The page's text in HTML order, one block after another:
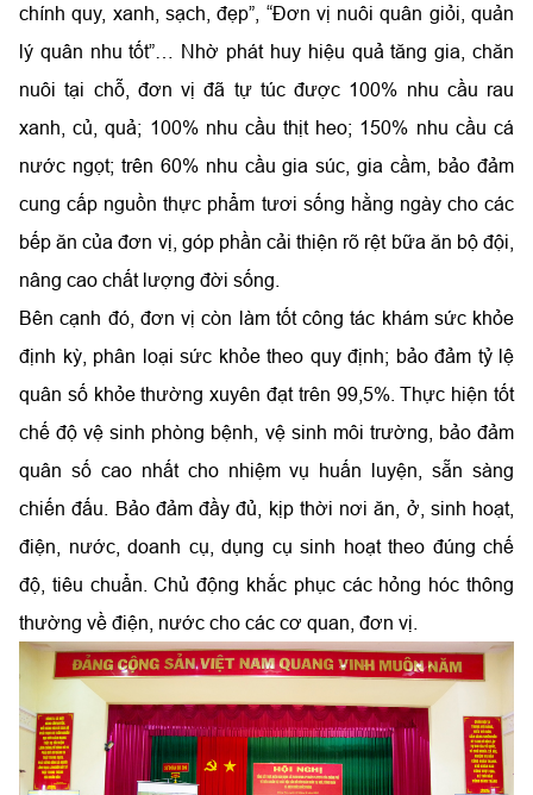
chính quy, xanh, sạch, đẹp”, “Đơn vị nuôi quân giỏi, quản
lý quân nhu tốt”… Nhờ phát huy hiệu quả tăng gia, chăn
nuôi tại chỗ, đơn vị đã tự túc được 100% nhu cầu rau
xanh, củ, quả; 100% nhu cầu thịt heo; 150% nhu cầu cá
nước ngọt; trên 60% nhu cầu gia súc, gia cầm, bảo đảm
cung cấp nguồn thực phẩm tươi sống hằng ngày cho các
bếp ăn của đơn vị, góp phần cải thiện rõ rệt bữa ăn bộ đội,
nâng cao chất lượng đời sống.
Bên cạnh đó, đơn vị còn làm tốt công tác khám sức khỏe
định kỳ, phân loại sức khỏe theo quy định; bảo đảm tỷ lệ
quân số khỏe thường xuyên đạt trên 99,5%. Thực hiện tốt
chế độ vệ sinh phòng bệnh, vệ sinh môi trường, bảo đảm
quân số cao nhất cho nhiệm vụ huấn luyện, sẵn sàng
chiến đấu. Bảo đảm đầy đủ, kịp thời nơi ăn, ở, sinh hoạt,
điện, nước, doanh cụ, dụng cụ sinh hoạt theo đúng chế
độ, tiêu chuẩn. Chủ động khắc phục các hỏng hóc thông
thường về điện, nước cho các cơ quan, đơn vị.